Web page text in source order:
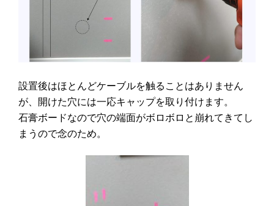
設置後はほとんどケーブルを触ることはありません
が、開けた穴には一応キャップを取り付けます。
石膏ボードなので穴の端面がボロボロと崩れてきてし
まうので念のため。